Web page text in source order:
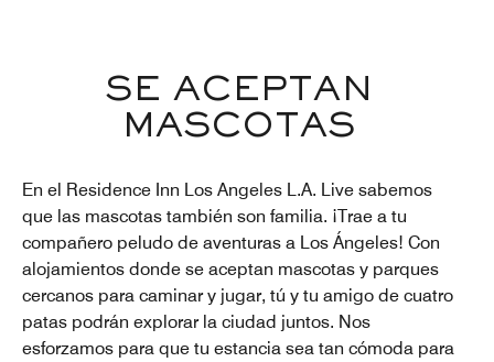
SE ACEPTAN
MASCOTAS
En el Residence Inn Los Angeles L.A. Live sabemos
que las mascotas también son familia. ¡Trae a tu
compañero peludo de aventuras a Los Ángeles! Con
alojamientos donde se aceptan mascotas y parques
cercanos para caminar y jugar, tú y tu amigo de cuatro
patas podrán explorar la ciudad juntos. Nos
esforzamos para que tu estancia sea tan cómoda para